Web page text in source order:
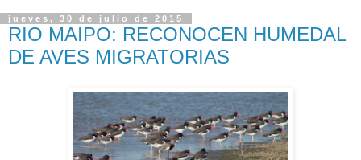
jueves, 30 de julio de 2015
RIO MAIPO: RECONOCEN HUMEDAL
DE AVES MIGRATORIAS